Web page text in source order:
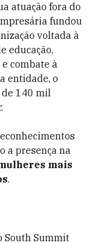
atuação fora do
fundou
voltada à
educação,
combate à
entidade, o
140 mil
a presença na
mais
.
South Summit